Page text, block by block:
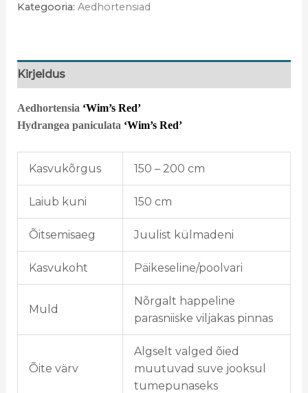
Kategooria: Aedhortensiad
Kirjeldus
Aedhortensia ‘Wim’s Red’
Hydrangea paniculata ‘Wim’s Red’
Kasvukõrgus 150 – 200 cm
Laiub kuni 150 cm
Õitsemisaeg Juulist külmadeni
Kasvukoht Päikeseline/poolvari
Muld
Nõrgalt happeline
parasniiske viljakas pinnas
Õite värv
Algselt valged õied
muutuvad suve jooksul
tumepunaseks